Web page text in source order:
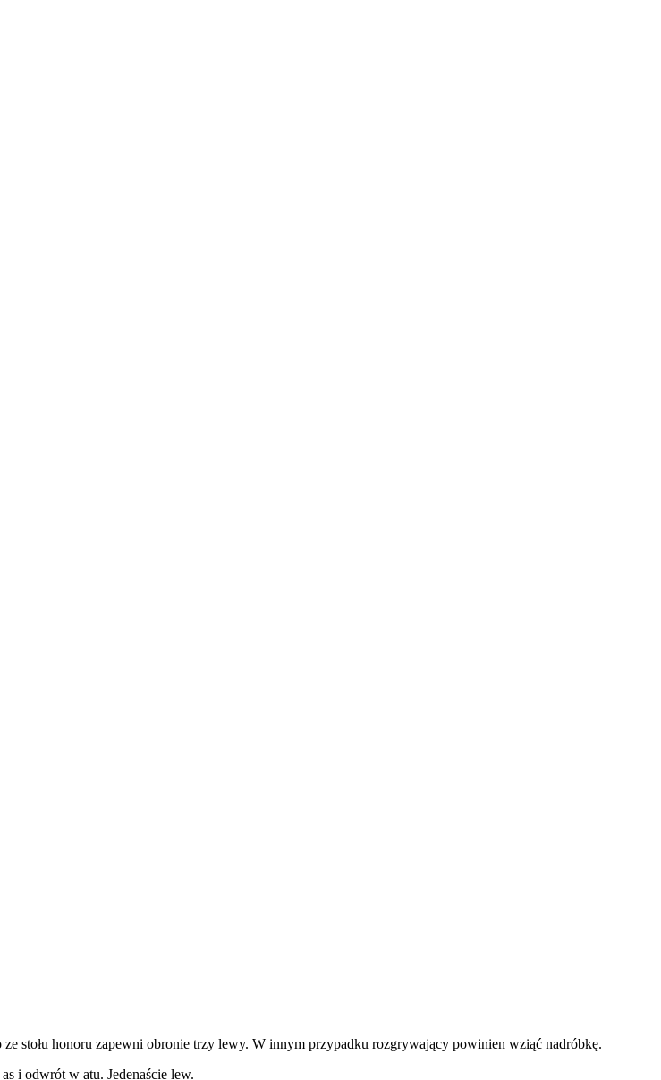
stołu honoru zapewni obronie trzy lewy. W innym przypadku rozgrywający powinien wziąć nadróbkę.
i odwrót w atu. Jedenaście lew.